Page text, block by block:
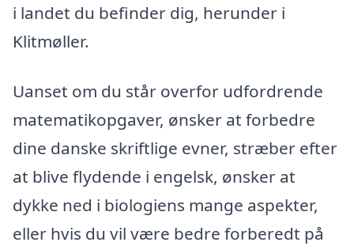
i landet du befinder dig, herunder i
Klitmøller.
Uanset om du står overfor udfordrende
matematikopgaver, ønsker at forbedre
dine danske skriftlige evner, stræber efter
at blive flydende i engelsk, ønsker at
dykke ned i biologiens mange aspekter,
eller hvis du vil være bedre forberedt på